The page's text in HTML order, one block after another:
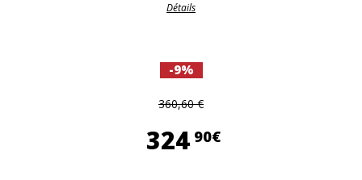
Détails
-9%
360,60 €
324 90€324,90 €